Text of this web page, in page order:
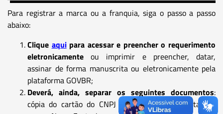
Para registrar a marca ou a franquia, siga o passo a passo
abaixo:
Clique aquipara acessar e preencher o requerimento
eletronicamente ou imprimir e preencher, datar,
assinar de forma manuscrita ou eletronicamente pela
plataforma GOVBR;
Deverá, ainda, separar os seguintes documentos:
cópia do cartão do CNPJ onde não deve constar no